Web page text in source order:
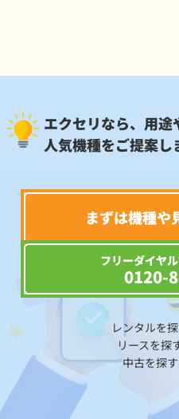
エクセリなら、用途
人気機種をご提案し
まずは機種や
フリーダイヤ
0120-
レンタルを
リースを探
中古を探